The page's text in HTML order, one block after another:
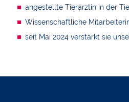
angestellte Tierärztin in der
Wissenschaftliche
seit Mai 2024 verstärkt sie